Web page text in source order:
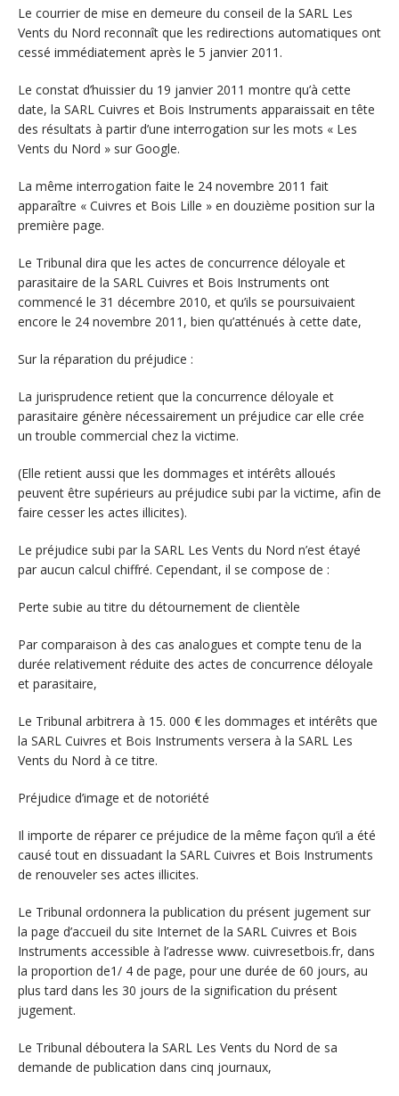
Le courrier de mise en demeure du conseil de la SARL Les
Vents du Nord reconnaît que les redirections automatiques ont
cessé immédiatement après le 5 janvier 2011.
Le constat d’huissier du 19 janvier 2011 montre qu’à cette
date, la SARL Cuivres et Bois Instruments apparaissait en tête
des résultats à partir d’une interrogation sur les mots « Les
Vents du Nord » sur Google.
La même interrogation faite le 24 novembre 2011 fait
apparaître « Cuivres et Bois Lille » en douzième position sur la
première page.
Le Tribunal dira que les actes de concurrence déloyale et
parasitaire de la SARL Cuivres et Bois Instruments ont
commencé le 31 décembre 2010, et qu’ils se poursuivaient
encore le 24 novembre 2011, bien qu’atténués à cette date,
Sur la réparation du préjudice :
La jurisprudence retient que la concurrence déloyale et
parasitaire génère nécessairement un préjudice car elle crée
un trouble commercial chez la victime.
(Elle retient aussi que les dommages et intérêts alloués
peuvent être supérieurs au préjudice subi par la victime, afin de
faire cesser les actes illicites).
Le préjudice subi par la SARL Les Vents du Nord n’est étayé
par aucun calcul chiffré. Cependant, il se compose de :
Perte subie au titre du détournement de clientèle
Par comparaison à des cas analogues et compte tenu de la
durée relativement réduite des actes de concurrence déloyale
et parasitaire,
Le Tribunal arbitrera à 15. 000 € les dommages et intérêts que
la SARL Cuivres et Bois Instruments versera à la SARL Les
Vents du Nord à ce titre.
Préjudice d’image et de notoriété
Il importe de réparer ce préjudice de la même façon qu’il a été
causé tout en dissuadant la SARL Cuivres et Bois Instruments
de renouveler ses actes illicites.
Le Tribunal ordonnera la publication du présent jugement sur
la page d’accueil du site Internet de la SARL Cuivres et Bois
Instruments accessible à l’adresse www. cuivresetbois.fr, dans
la proportion de1/ 4 de page, pour une durée de 60 jours, au
plus tard dans les 30 jours de la signification du présent
jugement.
Le Tribunal déboutera la SARL Les Vents du Nord de sa
demande de publication dans cinq journaux,